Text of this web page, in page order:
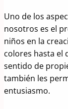
Uno de los
nosotros es el
niños en la
colores hasta el
sentido de
también les
entusiasmo.